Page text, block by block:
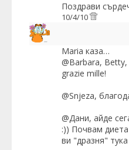
Поздрави
10/4/10
Maria каза…
@Barbara,
grazie mille!
@Snjeza,
@Дани, айде
:)) Почвам
ви "дразня"